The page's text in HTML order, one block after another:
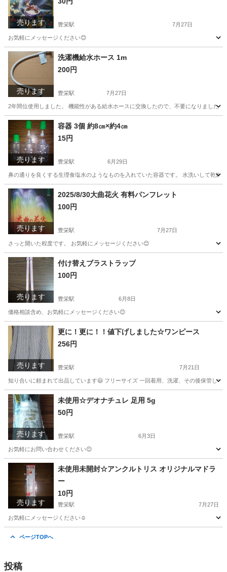
売ります 豊栄駅 7月27日
お気軽にメッセージください😊
新潟 新潟市 豊栄駅 手帳
売ります
洗濯機給水ホース 1m
200円
豊栄駅 7月27日
2年間位使用しました。 機能性がある給水ホースに交換したので、不要になりました
新潟 新潟市 豊栄駅 生活家電
売ります
容器 3個 約8㎝×約4㎝
15円
豊栄駅 6月29日
鼻の通りを良くする生理食塩水のようなものを入れていた容器です。 水洗いして乾
新潟 新潟市 その他 容器
売ります
2025/8/30大曲花火 有料パンフレット
100円
豊栄駅 7月27日
さっと開いた程度です。 お気軽にメッセージください😊
新潟 新潟市 豊栄駅 その他
売ります
付け替えブラストラップ
100円
豊栄駅 6月8日
価格相談含め、お気軽にメッセージください😊
新潟 新潟市 豊栄駅 アクセサリー ブラスト
売ります
更に！更に！！値下げしました☆ワンピース
256円
豊栄駅 7月21日
知り合いに頼まれて出品しています😃 フリーサイズ 一回着用、洗濯、その後保管し
新潟 新潟市 豊栄駅 ワンピース インナー
売ります
未使用☆デオナチュレ 足用 5g
50円
豊栄駅 6月3日
お気軽にお問い合わせください😊
新潟 新潟市 豊栄駅 ボディケア デオナチュレ
売ります
未使用未開封☆アンクルトリス オリジナルマドラ
ー
10円
豊栄駅 7月27日
お気軽にメッセージください☺️
ページTOPへ
投稿